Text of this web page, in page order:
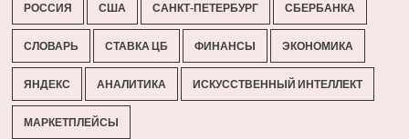
РОССИЯ США САНКТ-ПЕТЕРБУРГ СБЕРБАНКА
СЛОВАРЬ СТАВКА ЦБ ФИНАНСЫ ЭКОНОМИКА
ЯНДЕКС АНАЛИТИКА ИСКУССТВЕННЫЙ ИНТЕЛЛЕКТ
МАРКЕТПЛЕЙСЫ